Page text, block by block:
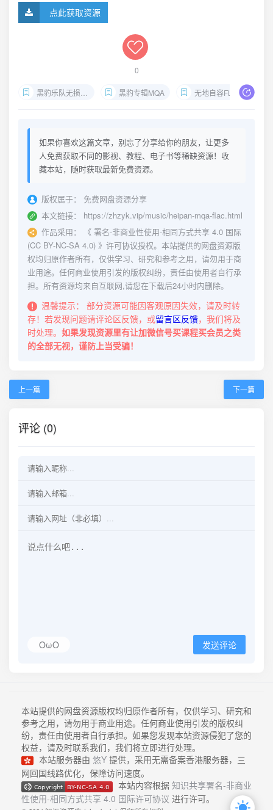
点此获取资源
0
黑豹乐队无损下载 黑豹专辑MQA 无地自容FLAC
如果你喜欢这篇文章，别忘了分享给你的朋友，让更多
人免费获取不同的影视、教程、电子书等稀缺资源！收
藏本站，随时获取最新免费资源。
版权属于：
免费网盘资源分享
本文链接：
https://zhzyk.vip/music/heipan-mqa-flac.html
作品采用：
《 署名-非商业性使用-相同方式共享 4.0 国际
(CC BY-NC-SA 4.0) 》许可协议授权。本站提供的网盘资源版
权均归原作者所有，仅供学习、研究和参考之用，请勿用于商
业用途。任何商业使用引发的版权纠纷，责任由使用者自行承
担。所有资源均来自互联网,请您在下载后24小时内删除。
温馨提示：
部分资源可能因客观原因失效，请及时转
存！若发现问题请评论区反馈，或留言区反馈，我们将及
时处理。 如果发现资源里有让加微信号买课程买会员之类
的全部无视，谨防上当受骗！
上一篇 下一篇
评论 (0)
OωO 发送评论
本站提供的网盘资源版权均归原作者所有，仅供学习、研究和
参考之用，请勿用于商业用途。任何商业使用引发的版权纠
纷，责任由使用者自行承担。如果您发现本站资源侵犯了您的
权益，请及时联系我们，我们将立即进行处理。
本站服务器由 悠Y 提供，采用无需备案香港服务器，三
网回国线路优化，保障访问速度。
本站内容根据 知识共享署名-非商业
性使用-相同方式共享 4.0 国际许可协议 进行许可。